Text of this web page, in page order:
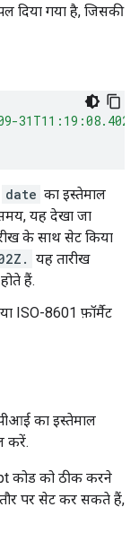
दिया गया है, जिसकी
date का इस्तेमाल
यह देखा जा
के साथ सेट किया
यह तारीख
हैं.
ISO-8601 फ़ॉर्मैट
का इस्तेमाल
करें.
कोड को ठीक करने
पर सेट कर सकते हैं,